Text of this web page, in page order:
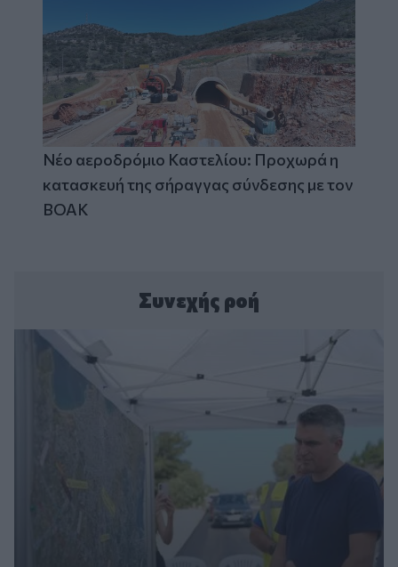
Νέο αεροδρόμιο Καστελίου: Προχωρά η
κατασκευή της σήραγγας σύνδεσης με τον
ΒΟΑΚ
Συνεχής ροή